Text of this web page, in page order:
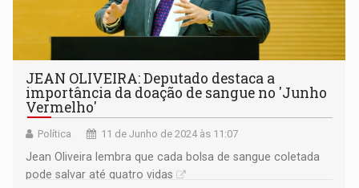
JEAN OLIVEIRA: Deputado destaca a
importância da doação de sangue no 'Junho
Vermelho'
Política 11 de Junho de 2024 às 11:07
Jean Oliveira lembra que cada bolsa de sangue coletada
pode salvar até quatro vidas